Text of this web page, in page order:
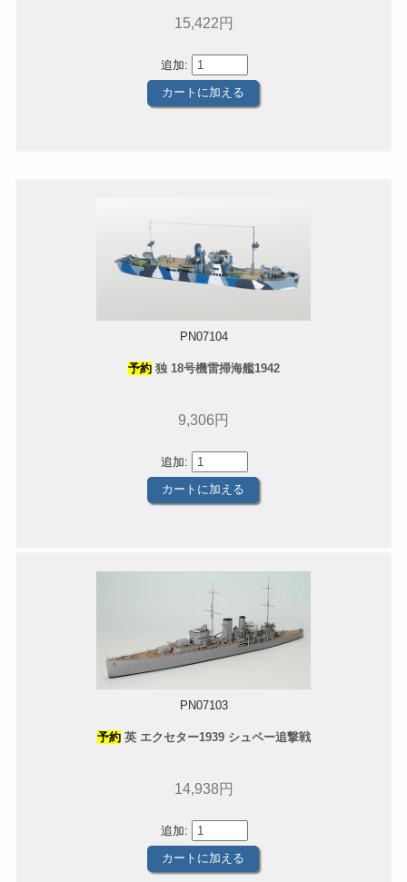
15,422円
追加:
PN07104
予約独 18号機雷掃海艦1942
9,306円
追加:
PN07103
予約英 エクセター1939 シュペー追撃戦
14,938円
追加: